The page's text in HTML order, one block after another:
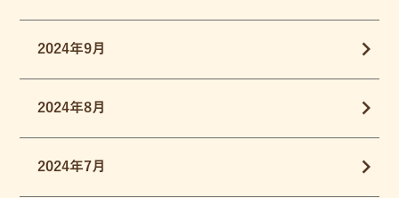
2024年9月
2024年8月
2024年7月